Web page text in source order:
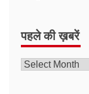
पहले की ख़बरें